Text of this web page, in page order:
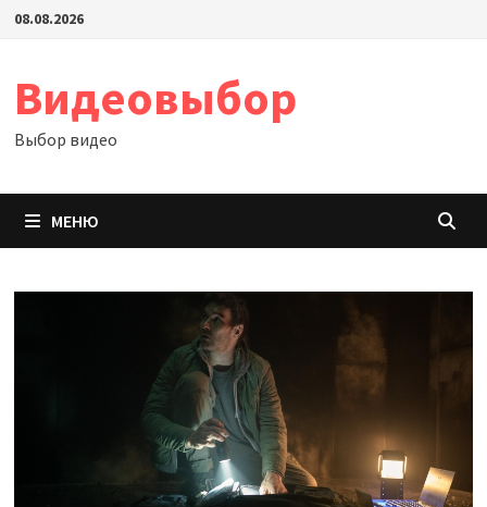
Перейти
08.08.2026
Видеовыбор
Выбор видео
МЕНЮ